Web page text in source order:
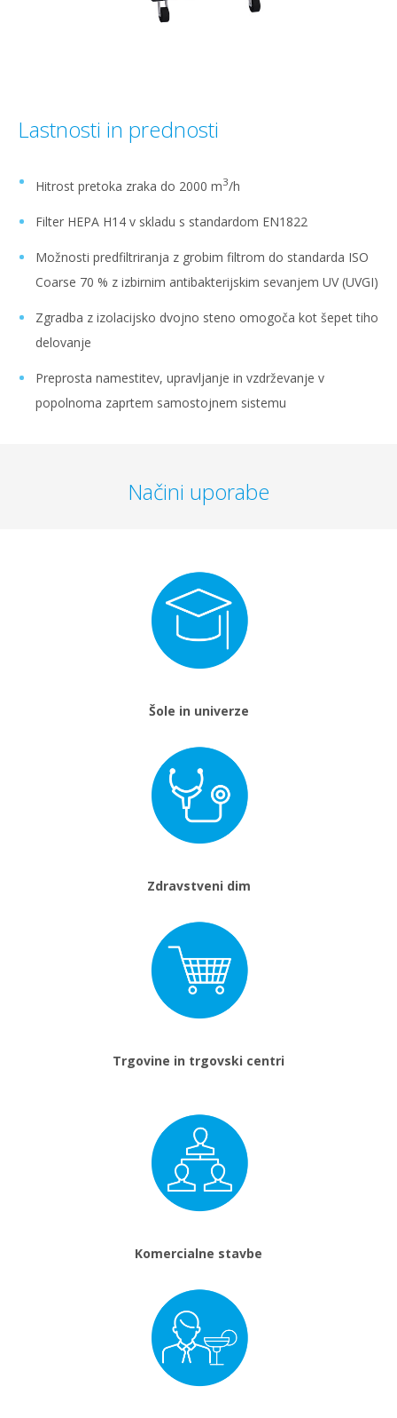
Lastnosti in prednosti
Hitrost pretoka zraka do 2000 m3/h
Filter HEPA H14 v skladu s standardom EN1822
Možnosti predfiltriranja z grobim filtrom do standarda ISO
Coarse 70 % z izbirnim antibakterijskim sevanjem UV (UVGI)
Zgradba z izolacijsko dvojno steno omogoča kot šepet tiho
delovanje
Preprosta namestitev, upravljanje in vzdrževanje v
popolnoma zaprtem samostojnem sistemu
Načini uporabe
Šole in univerze
Zdravstveni dim
Trgovine in trgovski centri
Komercialne stavbe